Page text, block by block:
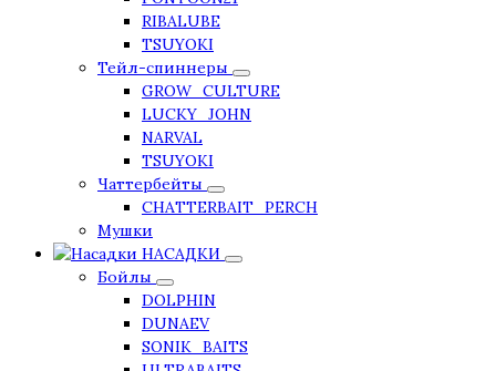
RIBALUBE
TSUYOKI
Тейл-спиннеры
GROW_CULTURE
LUCKY_JOHN
NARVAL
TSUYOKI
Чаттербейты
CHATTERBAIT_PERCH
Мушки
НАСАДКИ
Бойлы
DOLPHIN
DUNAEV
SONIK_BAITS